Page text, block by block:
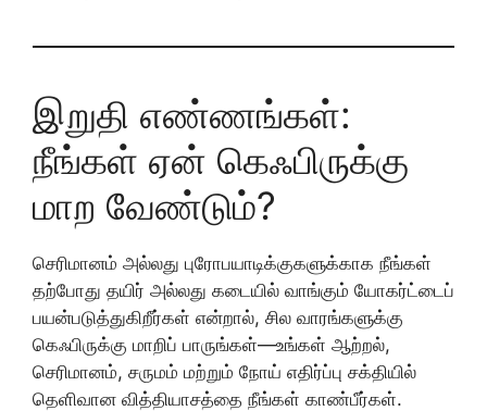
இறுதி எண்ணங்கள்:
நீங்கள் ஏன் கெஃபிருக்கு
மாற வேண்டும்?
செரிமானம் அல்லது புரோபயாடிக்குகளுக்காக நீங்கள்
தற்போது தயிர் அல்லது கடையில் வாங்கும் யோகர்ட்டைப்
பயன்படுத்துகிறீர்கள் என்றால், சில வாரங்களுக்கு
கெஃபிருக்கு மாறிப் பாருங்கள்—உங்கள் ஆற்றல்,
செரிமானம், சருமம் மற்றும் நோய் எதிர்ப்பு சக்தியில்
தெளிவான வித்தியாசத்தை நீங்கள் காண்பீர்கள்.